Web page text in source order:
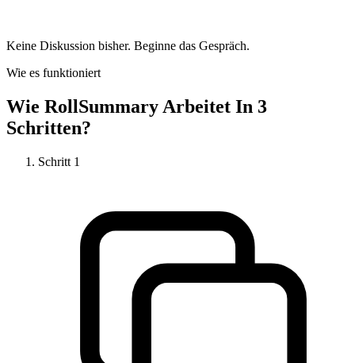
Keine Diskussion bisher. Beginne das Gespräch.
Wie es funktioniert
Wie RollSummary Arbeitet In 3
Schritten?
Schritt 1